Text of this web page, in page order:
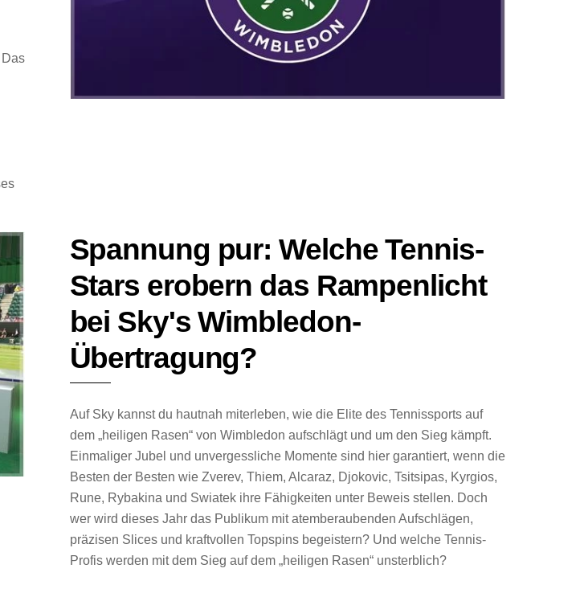
Spannung pur: Welche Tennis-
Stars erobern das Rampenlicht
bei Sky's Wimbledon-
Übertragung?
Auf Sky kannst du hautnah miterleben, wie die Elite des Tennissports auf
dem „heiligen Rasen“ von Wimbledon aufschlägt und um den Sieg kämpft.
Einmaliger Jubel und unvergessliche Momente sind hier garantiert, wenn die
Besten der Besten wie Zverev, Thiem, Alcaraz, Djokovic, Tsitsipas, Kyrgios,
Rune, Rybakina und Swiatek ihre Fähigkeiten unter Beweis stellen. Doch
wer wird dieses Jahr das Publikum mit atemberaubenden Aufschlägen,
präzisen Slices und kraftvollen Topspins begeistern? Und welche Tennis-
Profis werden mit dem Sieg auf dem „heiligen Rasen“ unsterblich?